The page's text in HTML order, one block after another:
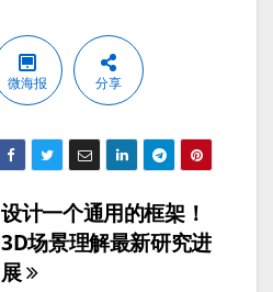
微海报 分享
设计一个通用的框架！
3D场景理解最新研究进
展